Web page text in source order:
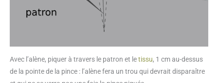
Avec l’alène, piquer à travers le patron et letissu, 1 cm au-dessus
de la pointe de la pince : l’alène fera un trou qui devrait disparaître